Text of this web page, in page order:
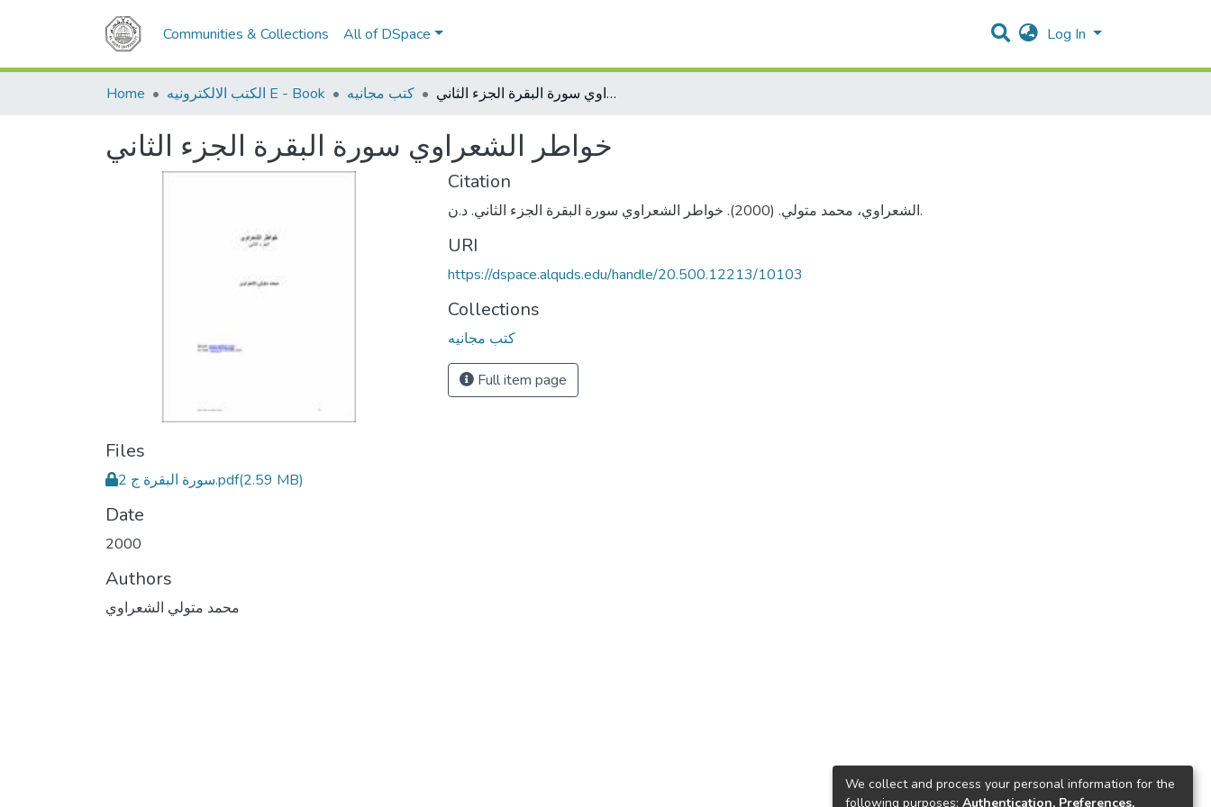
Communities & Collections All of DSpace Log In
Home الكتب الالكترونيه E - Book كتب مجانيه خواطر الشعراوي سورة البقرة الجزء الثاني
خواطر الشعراوي سورة البقرة الجزء الثاني
Files
سورة البقرة ج 2.pdf(2.59 MB)
Date
2000
Authors
محمد متولي الشعراوي
Citation
الشعراوي، محمد متولي. (2000). خواطر الشعراوي سورة البقرة الجزء الثاني. د.ن.
URI
https://dspace.alquds.edu/handle/20.500.12213/10103
Collections
كتب مجانيه
Full item page
We collect and process your personal information for the
following purposes: Authentication, Preferences,